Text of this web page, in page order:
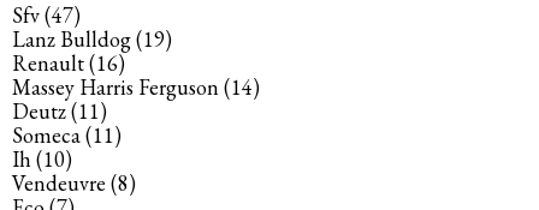
Sfv(47)
Lanz Bulldog(19)
Renault(16)
Massey Harris Ferguson(14)
Deutz(11)
Someca(11)
Ih(10)
Vendeuvre (8)